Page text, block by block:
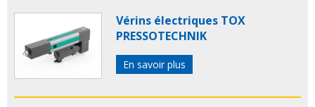
Vérins électriques TOX
PRESSOTECHNIK
En savoir plus